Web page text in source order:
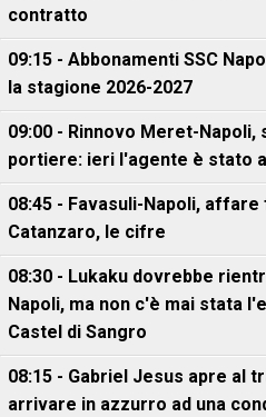
contratto
09:15 - Abbonamenti SSC
la stagione 2026-2027
09:00 - Rinnovo Meret-
portiere: ieri l'agente è stato
08:45 - Favasuli-Napoli,
Catanzaro, le cifre
08:30 - Lukaku dovrebbe
Napoli, ma non c'è mai stata
Castel di Sangro
08:15 - Gabriel Jesus apre al
arrivare in azzurro ad una